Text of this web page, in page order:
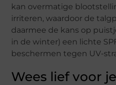
kan overmatige
irriteren, waardoor de
daarmee de kans op
in de winter) een lichte
beschermen tegen UV-
Wees lief voor